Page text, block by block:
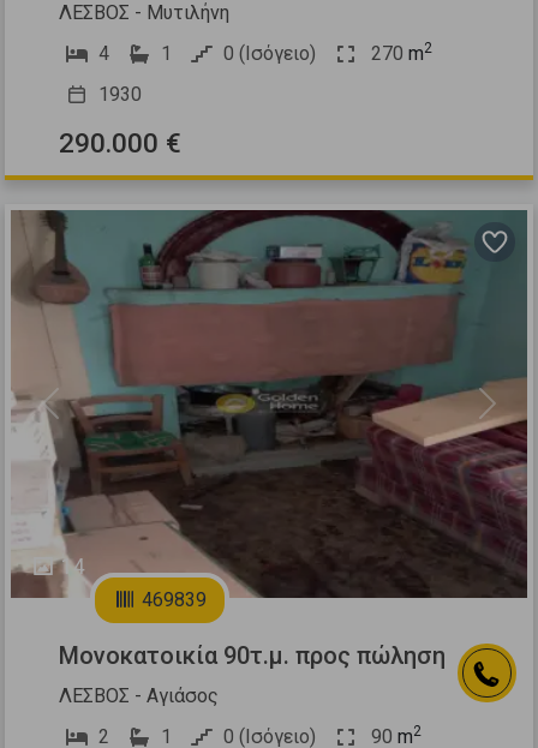
ΛΕΣΒΟΣ - Μυτιλήνη
4
1 0 (Ισόγειο) 270 m2
1930
290.000 €
14
Previous Next
469839
Μονοκατοικία 90τ.μ. προς πώληση
ΛΕΣΒΟΣ - Αγιάσος
2
1 0 (Ισόγειο) 90 m2